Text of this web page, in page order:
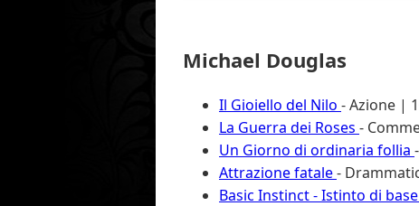
Michael Douglas
Il Gioiello del Nilo - Azione |
La Guerra dei Roses -
Un Giorno di ordinaria follia
Attrazione fatale-
Basic Instinct - Istinto di base